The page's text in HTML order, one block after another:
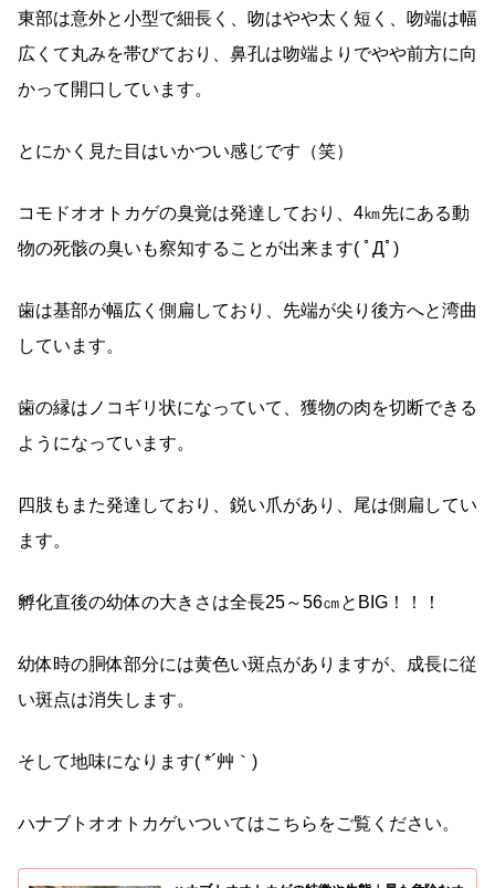
東部は意外と小型で細長く、吻はやや太く短く、吻端は幅
広くて丸みを帯びており、鼻孔は吻端よりでやや前方に向
かって開口しています。
とにかく見た目はいかつい感じです（笑）
コモドオオトカゲの臭覚は発達しており、4㎞先にある動
物の死骸の臭いも察知することが出来ます( ﾟДﾟ)
歯は基部が幅広く側扁しており、先端が尖り後方へと湾曲
しています。
歯の縁はノコギリ状になっていて、獲物の肉を切断できる
ようになっています。
四肢もまた発達しており、鋭い爪があり、尾は側扁してい
ます。
孵化直後の幼体の大きさは全長25～56㎝とBIG！！！
幼体時の胴体部分には黄色い斑点がありますが、成長に従
い斑点は消失します。
そして地味になります( *´艸｀)
ハナブトオオトカゲいついてはこちらをご覧ください。